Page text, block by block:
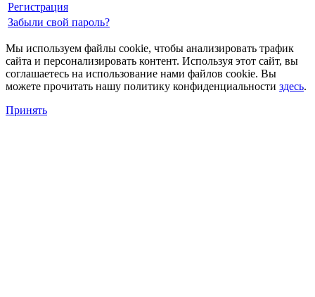
Регистрация
Забыли свой пароль?
Мы используем файлы cookie, чтобы анализировать трафик
сайта и персонализировать контент. Используя этот сайт, вы
соглашаетесь на использование нами файлов cookie. Вы
можете прочитать нашу политику конфиденциальности здесь.
Принять